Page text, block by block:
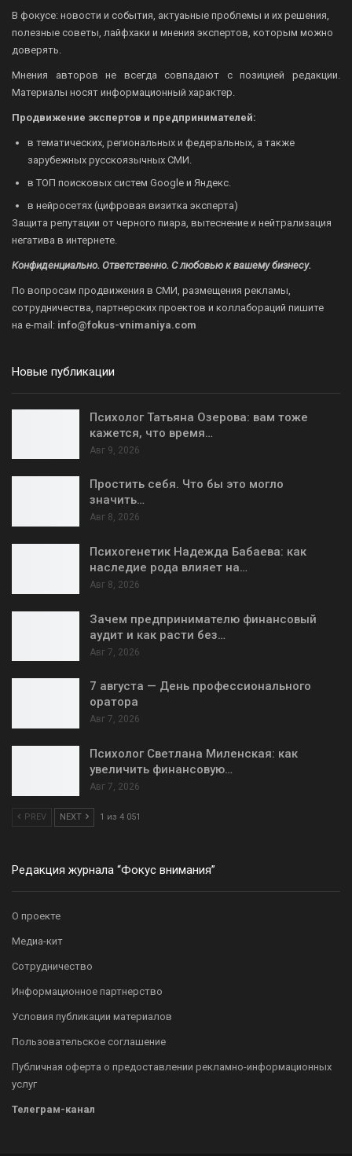
В фокусе: новости и события, актуаьные проблемы и их решения,
полезные советы, лайфхаки и мнения экспертов, которым можно
доверять.
Мнения авторов не всегда совпадают с позицией редакции.
Материалы носят информационный характер.
Продвижение экспертов и предпринимателей:
в тематических, региональных и федеральных, а также
зарубежных русскоязычных СМИ.
в ТОП поисковых систем Google и Яндекс.
в нейросетях (цифровая визитка эксперта)
Защита репутации от черного пиара, вытеснение и нейтрализация
негатива в интернете.
Конфиденциально. Ответственно. С любовью к вашему бизнесу.
По вопросам продвижения в СМИ, размещения рекламы,
сотрудничества, партнерских проектов и коллабораций пишите
на e-mail: info@fokus-vnimaniya.com
Новые публикации
Психолог Татьяна Озерова: вам тоже
кажется, что время…
Авг 9, 2026
Простить себя. Что бы это могло
значить…
Авг 8, 2026
Психогенетик Надежда Бабаева: как
наследие рода влияет на…
Авг 8, 2026
Зачем предпринимателю финансовый
аудит и как расти без…
Авг 7, 2026
7 августа — День профессионального
оратора
Авг 7, 2026
Психолог Светлана Миленская: как
увеличить финансовую…
Авг 7, 2026
PREV NEXT 1 из 4 051
Редакция журнала “Фокус внимания”
О проекте
Медиа-кит
Сотрудничество
Информационное партнерство
Условия публикации материалов
Пользовательское соглашение
Публичная оферта о предоставлении рекламно-информационных
услуг
Телеграм-канал